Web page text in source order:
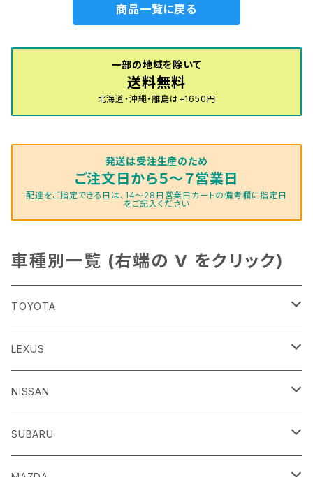
商品一覧に戻る
一部の地域を除いて
送料無料
北海道・沖縄・離島は+1650円
発送は受注生産のため
ご注文日から５～７営業日
配達をご指定できる日は、14～28日営業日カートの備考欄に指定日
をご記入ください
車種別一覧 (右端の V をクリック)
TOYOTA
86
H24/4～R3/8 ZN6
GR86
R3/10～ ZN8
ｂＢ
H17/12～H28/8 20系
LEXUS
ＣＴ
H23/1～R4/11
ＥＳ
H30/10～
NISSAN
ＡＤ
H18/12～ Y12
SUBARU